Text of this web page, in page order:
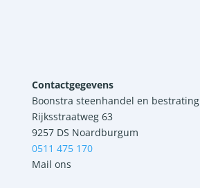
Contactgegevens
Boonstra steenhandel en bestrating
Rijksstraatweg 63
9257 DS Noardburgum
0511 475 170
Mail ons